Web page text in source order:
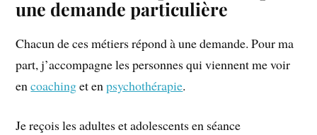
une demande particulière
Chacun de ces métiers répond à une demande. Pour ma
part, j’accompagne les personnes qui viennent me voir
encoachinget enpsychothérapie.
Je reçois les adultes et adolescents en séance